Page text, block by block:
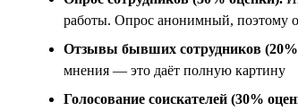
работы. Опрос анонимный, поэтому
Отзывы бывших сотрудников (20%
мнения — это даёт полную картину
Голосование соискателей (30%